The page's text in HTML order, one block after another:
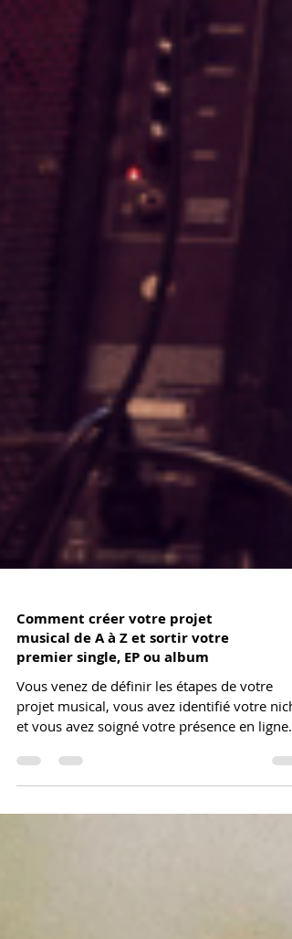
Comment créer votre projet
musical de A à Z et sortir votre
premier single, EP ou album
Vous venez de définir les étapes de votre
projet musical, vous avez identifié votre